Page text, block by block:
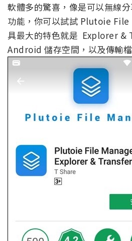
軟體多的驚喜，像是可以無線
功能，你可以試試 Plutoie
具最大的特色就是 Explorer &
Android 儲存空間，以及傳輸檔